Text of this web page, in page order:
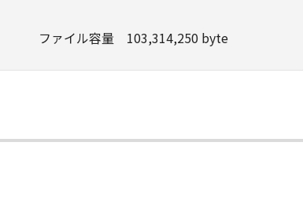
ファイル容量 103,314,250 byte